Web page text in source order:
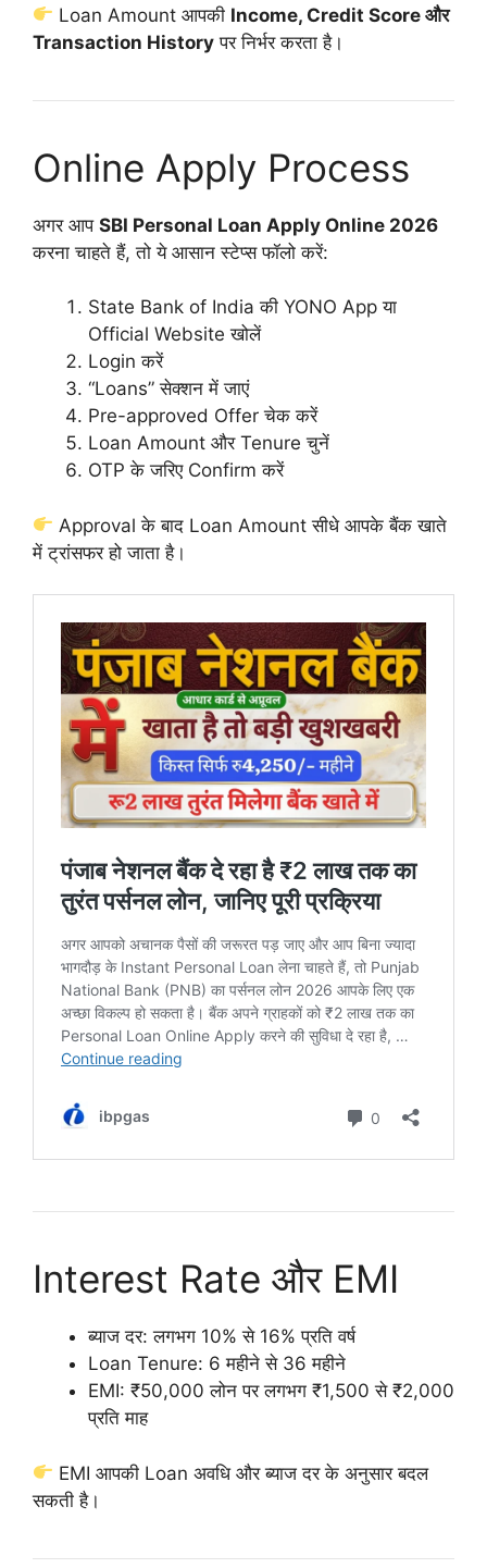
Loan Amount आपकी Income, Credit Score और
Transaction History पर निर्भर करता है।
Online Apply Process
अगर आप SBI Personal Loan Apply Online 2026
करना चाहते हैं, तो ये आसान स्टेप्स फॉलो करें:
State Bank of India की YONO App या
Official Website खोलें
Login करें
“Loans” सेक्शन में जाएं
Pre-approved Offer चेक करें
Loan Amount और Tenure चुनें
OTP के जरिए Confirm करें
Approval के बाद Loan Amount सीधे आपके बैंक खाते
में ट्रांसफर हो जाता है।
Interest Rate और EMI
ब्याज दर: लगभग 10% से 16% प्रति वर्ष
Loan Tenure: 6 महीने से 36 महीने
EMI: ₹50,000 लोन पर लगभग ₹1,500 से ₹2,000
प्रति माह
EMI आपकी Loan अवधि और ब्याज दर के अनुसार बदल
सकती है।